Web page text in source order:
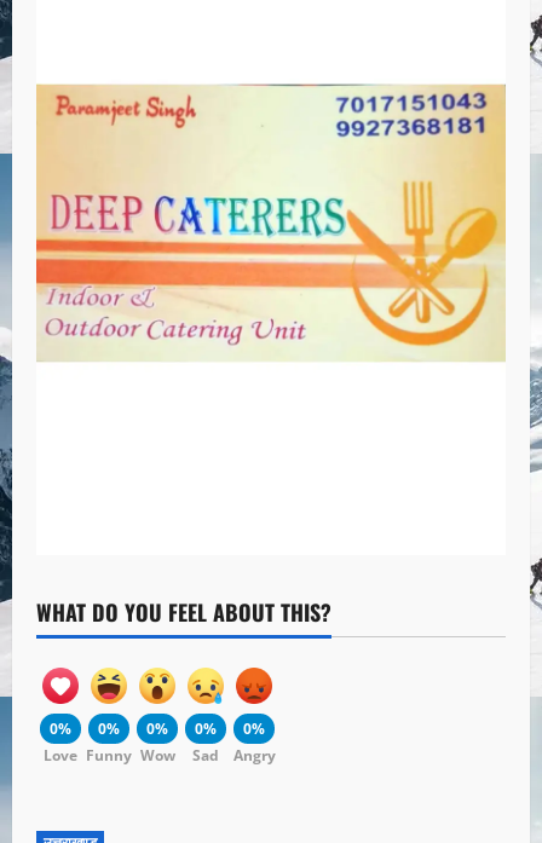
WHAT DO YOU FEEL ABOUT THIS?
0%
Love
0%
Funny
0%
Wow
0%
Sad
0%
Angry